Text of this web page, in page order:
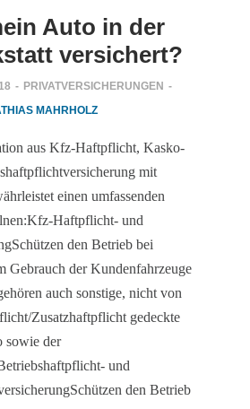
Auto in der
versichert?
- PRIVATVERSICHERUNGEN -
MAHRHOLZ
aus Kfz-Haftpflicht, Kasko-
mit
einen umfassenden
Haftpflicht- und
den Betrieb bei
Gebrauch der Kundenfahrzeuge
auch sonstige, nicht von
Zusatzhaftpflicht gedeckte
sowie der
und
den Betrieb